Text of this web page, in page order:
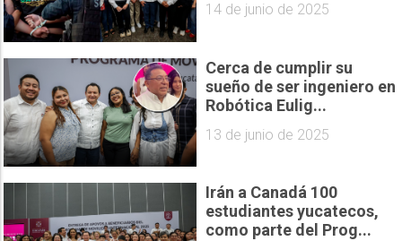
14 de junio de 2025
Cerca de cumplir su
sueño de ser ingeniero en
Robótica Eulig...
13 de junio de 2025
Irán a Canadá 100
estudiantes yucatecos,
como parte del Prog...